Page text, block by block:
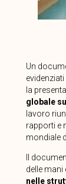
Un
la
globale
lavoro
rapporti e
mondiale
Il
delle mani
nelle